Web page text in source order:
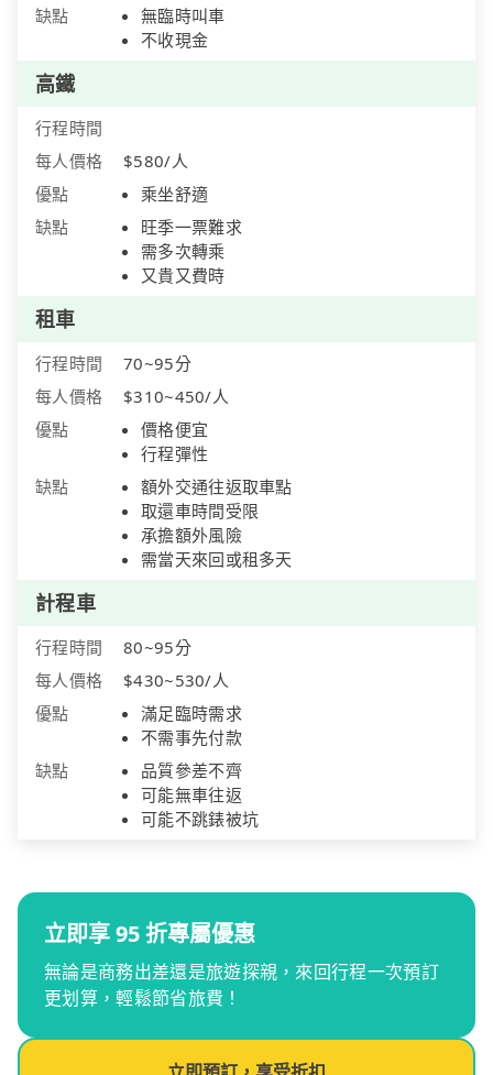
缺點
無臨時叫車
不收現金
高鐵
行程時間
每人價格
$580/人
優點
乘坐舒適
缺點
旺季一票難求
需多次轉乘
又貴又費時
租車
行程時間
70~95分
每人價格
$310~450/人
優點
價格便宜
行程彈性
缺點
額外交通往返取車點
取還車時間受限
承擔額外風險
需當天來回或租多天
計程車
行程時間
80~95分
每人價格
$430~530/人
優點
滿足臨時需求
不需事先付款
缺點
品質參差不齊
可能無車往返
可能不跳錶被坑
立即享 95 折專屬優惠
無論是商務出差還是旅遊探親，來回行程一次預訂
更划算，輕鬆節省旅費！